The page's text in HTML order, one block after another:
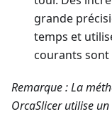
grande
temps et
courants sont
Remarque : La
OrcaSlicer utilise